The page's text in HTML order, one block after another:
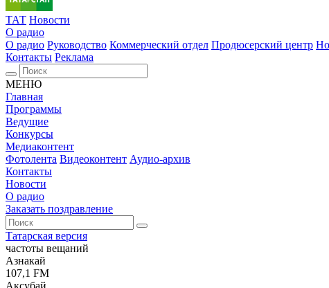
ТАТ Новости
О радио
О радио Руководство Коммерческий отдел Продюсерский центр
Контакты Реклама
МЕНЮ
Главная
Программы
Ведущие
Конкурсы
Медиаконтент
Фотолента Видеоконтент Аудио-архив
Контакты
Новости
О радио
Заказать поздравление
Татарская версия
частоты вещаний
Азнакай
107,1 FM
Аксубай